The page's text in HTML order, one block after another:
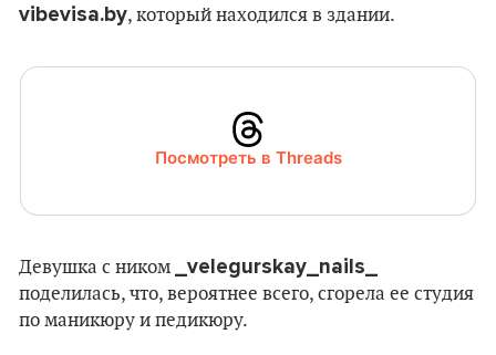
vibevisa.by, который находился в здании.
Посмотреть в Threads
Девушка с ником _velegurskay_nails_
поделилась, что, вероятнее всего, сгорела ее студия
по маникюру и педикюру.